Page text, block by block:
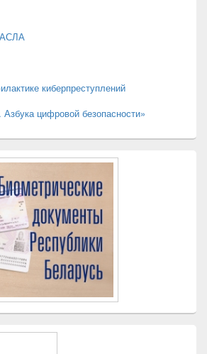
киберпреступлений
цифровой безопасности»